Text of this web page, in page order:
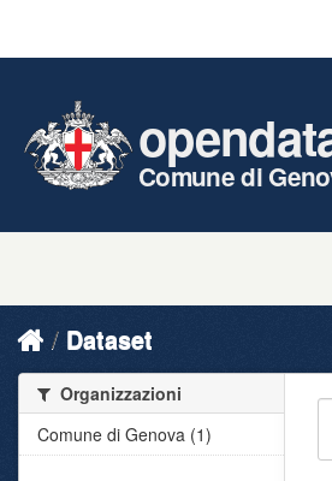
Comune di
Dataset
Organizzazioni
Comune di Genova (1)